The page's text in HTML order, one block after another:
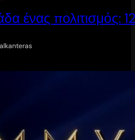
ένας πολιτισμός: